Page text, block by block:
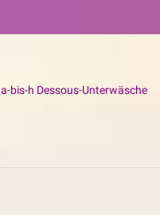
a-bis-h Dessous-Unterwäsche